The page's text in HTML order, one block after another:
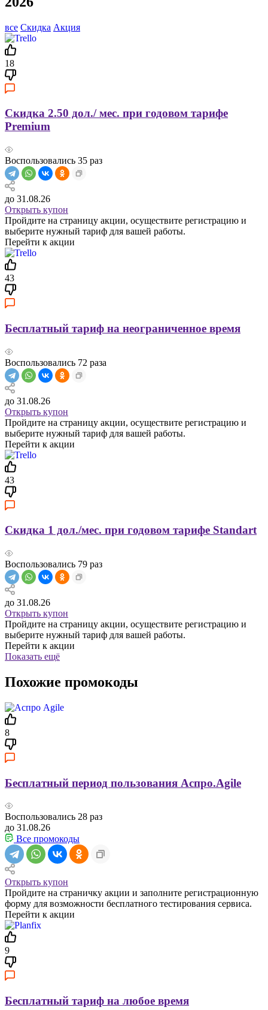
все Скидка Акция
18
Скидка 2.50 дол./ мес. при годовом тарифе
Premium
Воспользовались 35 раз
до 31.08.26
Открыть купон
Пройдите на страницу акции, осуществите регистрацию и
выберите нужный тариф для вашей работы.
Перейти к акции
43
Бесплатный тариф на неограниченное время
Воспользовались 72 раза
до 31.08.26
Открыть купон
Пройдите на страницу акции, осуществите регистрацию и
выберите нужный тариф для вашей работы.
Перейти к акции
43
Скидка 1 дол./мес. при годовом тарифе Standart
Воспользовались 79 раз
до 31.08.26
Открыть купон
Пройдите на страницу акции, осуществите регистрацию и
выберите нужный тариф для вашей работы.
Перейти к акции
Показать ещё
Похожие промокоды
8
Бесплатный период пользования Аспро.Agile
Воспользовались 28 раз
до 31.08.26
Все промокоды
Открыть купон
Пройдите на страничку акции и заполните регистрационную
форму для возможности бесплатного тестирования сервиса.
Перейти к акции
9
Бесплатный тариф на любое время